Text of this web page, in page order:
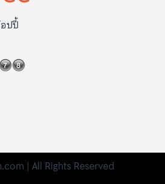
ปปี้
| All Rights Reserved